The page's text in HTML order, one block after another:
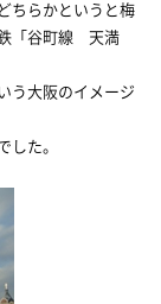
ちらかというと梅
鉄「谷町線 天満
う大阪のイメージ
した。